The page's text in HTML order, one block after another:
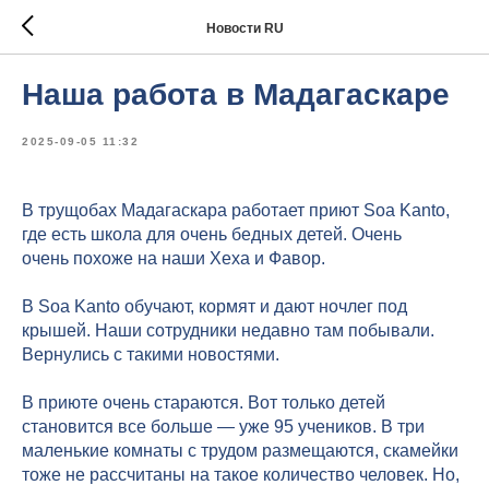
Новости RU
Наша работа в Мадагаскаре
2025-09-05 11:32
В трущобах Мадагаскара работает приют Soa Kanto,
где есть школа для очень бедных детей. Очень
очень похоже на наши Хеха и Фавор.
В Soa Kanto обучают, кормят и дают ночлег под
крышей. Наши сотрудники недавно там побывали.
Вернулись с такими новостями.
В приюте очень стараются. Вот только детей
становится все больше — уже 95 учеников. В три
маленькие комнаты с трудом размещаются, скамейки
тоже не рассчитаны на такое количество человек. Но,